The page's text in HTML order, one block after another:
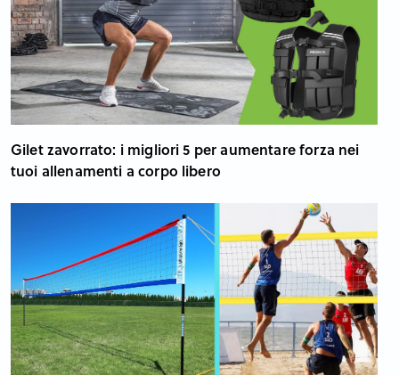
Gilet zavorrato: i migliori 5 per aumentare forza nei
tuoi allenamenti a corpo libero